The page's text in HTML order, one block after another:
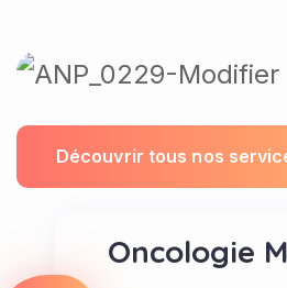
Découvrir tous nos servic
Oncologie